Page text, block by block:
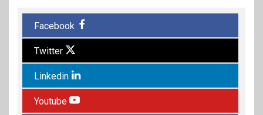
Facebook
Twitter
Linkedin
Youtube